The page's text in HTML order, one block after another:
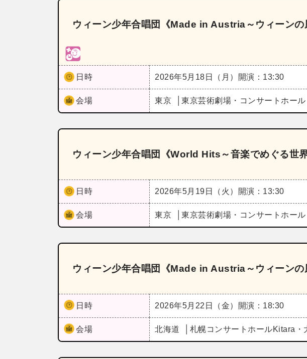
ウィーン少年合唱団《Made in Austria～ウィーンの
日時 2026年5月18日（月） 開演：13:30
会場 東京 東京芸術劇場・コンサートホール
ウィーン少年合唱団《World Hits～音楽でめぐる世界
日時 2026年5月19日（火） 開演：13:30
会場 東京 東京芸術劇場・コンサートホール
ウィーン少年合唱団《Made in Austria～ウィーンの
日時 2026年5月22日（金） 開演：18:30
会場 北海道 札幌コンサートホールKitara・